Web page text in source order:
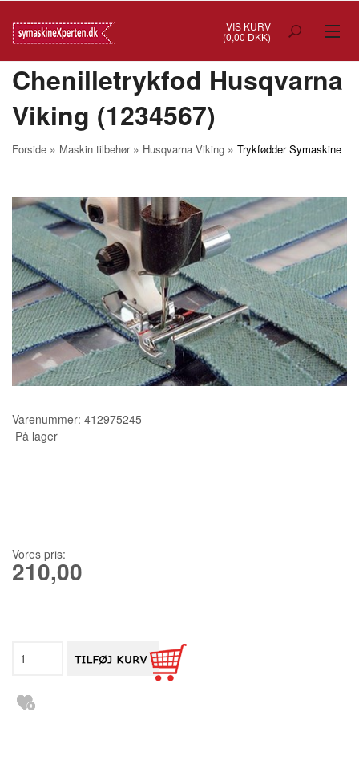
VIS KURV
(0,00 DKK)
TILBUD
SYMASKINER
BRODERIMASKINER
INDUSTRI
BRUGTE/DEMO
MASKIN TILBEHØR
SYTILBEHØR
KURSER
SCANNCUT
Chenilletrykfod Husqvarna
Viking (1234567)
Forside » Maskin tilbehør» Husqvarna Viking » Trykfødder Symaskine
Varenummer: 412975245
På lager
Vores pris:
210,00